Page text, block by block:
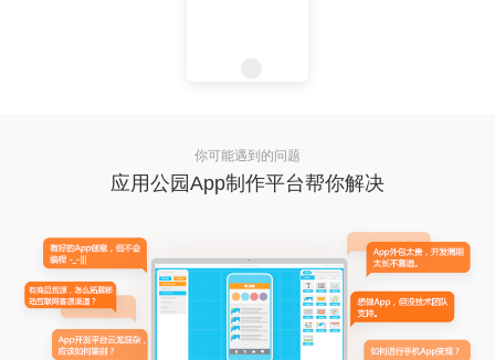
你可能遇到的问题
应用公园App制作平台帮你解决